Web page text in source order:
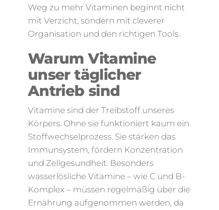
Weg zu mehr Vitaminen beginnt nicht
mit Verzicht, sondern mit cleverer
Organisation und den richtigen Tools.
Warum Vitamine
unser täglicher
Antrieb sind
Vitamine sind der Treibstoff unseres
Körpers. Ohne sie funktioniert kaum ein
Stoffwechselprozess. Sie stärken das
Immunsystem, fördern Konzentration
und Zellgesundheit. Besonders
wasserlösliche Vitamine – wie C und B-
Komplex – müssen regelmäßig über die
Ernährung aufgenommen werden, da